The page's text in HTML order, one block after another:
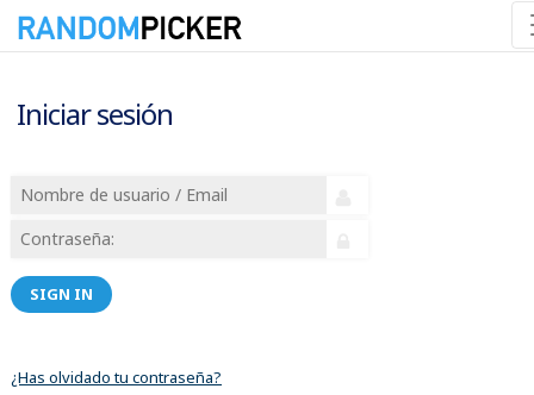
Iniciar sesión
SIGN IN
¿Has olvidado tu contraseña?